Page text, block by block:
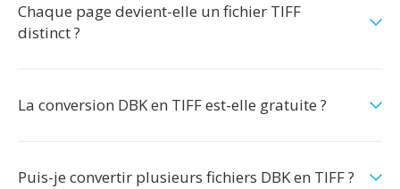
Chaque page devient-elle un fichier TIFF
distinct ?
La conversion DBK en TIFF est-elle gratuite ?
Puis-je convertir plusieurs fichiers DBK en TIFF ?